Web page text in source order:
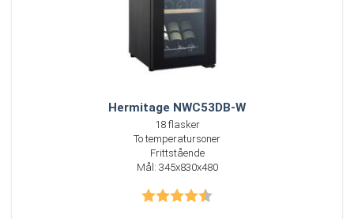
Hermitage NWC53DB-W
18 flasker
To temperatursoner
Frittstående
Mål: 345x830x480
Karakter: